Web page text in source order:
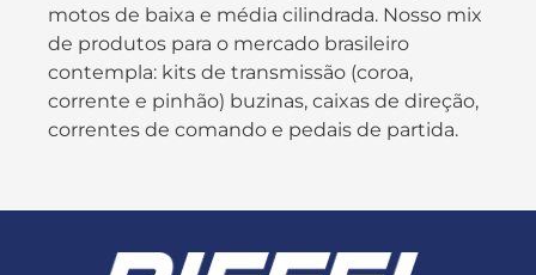
motos de baixa e média cilindrada. Nosso mix
de produtos para o mercado brasileiro
contempla: kits de transmissão (coroa,
corrente e pinhão) buzinas, caixas de direção,
correntes de comando e pedais de partida.